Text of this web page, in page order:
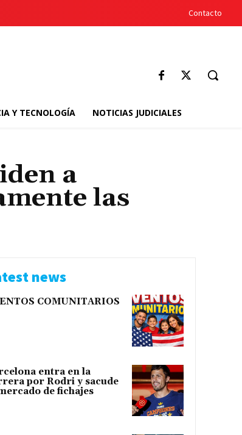
Contacto
Y TECNOLOGÍA NOTICIAS JUDICIALES
a
las
news
COMUNITARIOS
entra en la
por Rodri y sacude
de fichajes